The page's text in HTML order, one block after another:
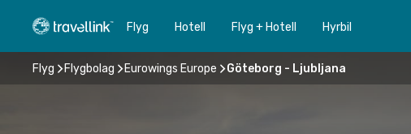
Flyg Hotell Flyg + Hotell Hyrbil
Flyg Flygbolag Eurowings Europe Göteborg - Ljubljana